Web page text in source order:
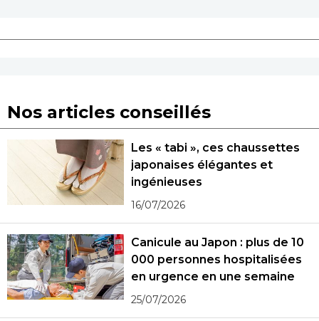
Nos articles conseillés
Les « tabi », ces chaussettes
japonaises élégantes et
ingénieuses
16/07/2026
Canicule au Japon : plus de 10
000 personnes hospitalisées
en urgence en une semaine
25/07/2026